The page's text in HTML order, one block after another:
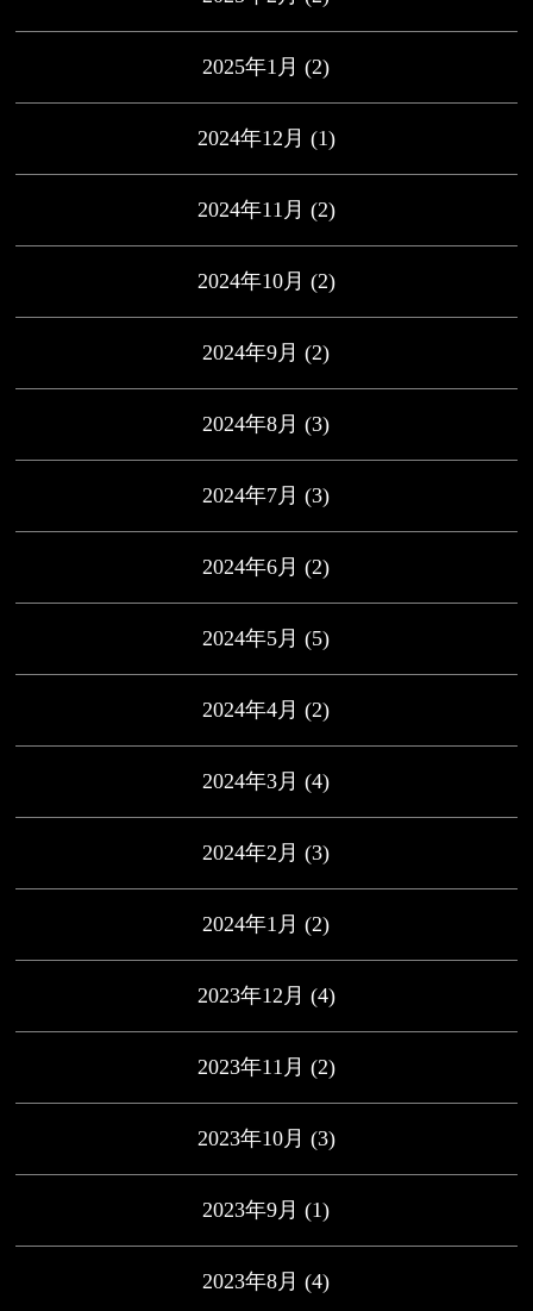
2025年1月 (2)
2024年12月 (1)
2024年11月 (2)
2024年10月 (2)
2024年9月 (2)
2024年8月 (3)
2024年7月 (3)
2024年6月 (2)
2024年5月 (5)
2024年4月 (2)
2024年3月 (4)
2024年2月 (3)
2024年1月 (2)
2023年12月 (4)
2023年11月 (2)
2023年10月 (3)
2023年9月 (1)
2023年8月 (4)